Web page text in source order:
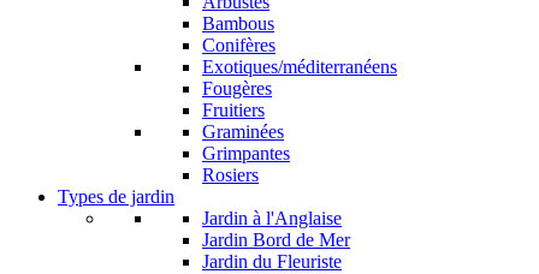
Bambous
Conifères
Exotiques/méditerranéens
Fougères
Fruitiers
Graminées
Grimpantes
Rosiers
Types de jardin
Jardin à l'Anglaise
Jardin Bord de Mer
Jardin du Fleuriste